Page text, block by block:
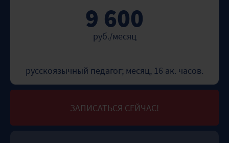
9 600
руб./месяц
русскоязычный педагог; месяц, 16 ак. часов.
ЗАПИСАТЬСЯ СЕЙЧАС!